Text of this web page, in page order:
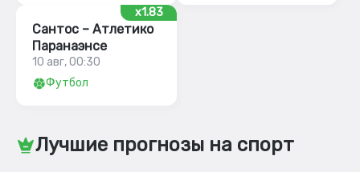
x1.83
Сантос – Атлетико
Паранаэнсе
10 авг, 00:30
Футбол
Лучшие прогнозы на спорт